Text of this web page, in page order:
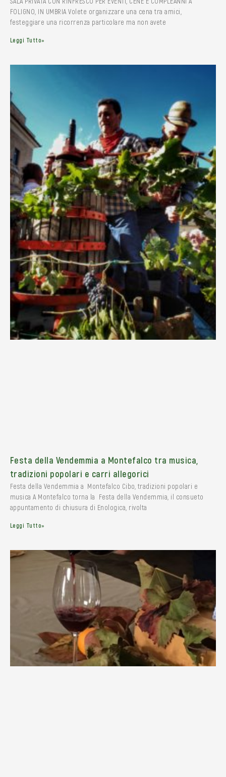
FOLIGNO, IN UMBRIA Volete organizzare una cena tra amici,
festeggiare una ricorrenza particolare ma non avete
Leggi Tutto»
Festa della Vendemmia a Montefalco tra musica,
tradizioni popolari e carri allegorici
Festa della Vendemmia a Montefalco Cibo, tradizioni popolari e
musica A Montefalco torna la Festa della Vendemmia, il consueto
appuntamento di chiusura di Enologica, rivolta
Leggi Tutto»